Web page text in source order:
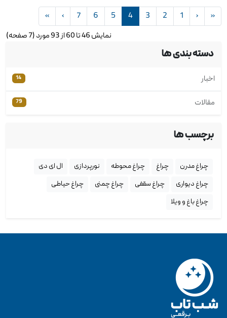
«
‹
1
2
3
4
5
6
7
›
»
نمايش 46 تا 60 از 93 مورد (7 صفحه)
دسته بندی ها
اخبار 14
مقالات 79
برچسب ها
چراغ مدرن چراغ چراغ محوطه نورپردازی
ال ای دی
چراغ دیواری
چراغ سقفی چراغ چمنی
چراغ حیاطی
چراغ باغ و ویلا